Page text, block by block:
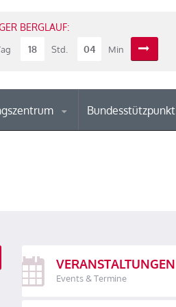
BERGLAUF:
18 Std. 04 Min
Bundesstützpunkt
VERANSTALTUNGEN
Events & Termine